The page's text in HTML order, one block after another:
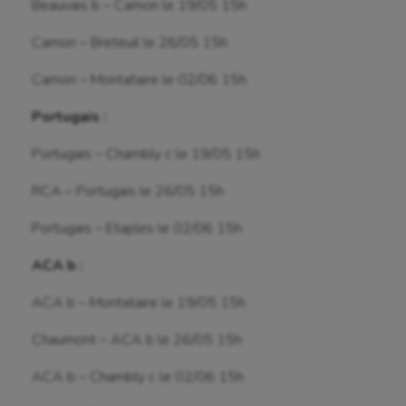
Roller-derby
Beauvais b – Camon le 19/05 15h
Camon – Breteuil le 26/05 15h
Camon – Montataire le 02/06 15h
Portugais :
Portugais – Chambly c le 19/05 15h
RCA – Portugais le 26/05 15h
Portugais – Etaples le 02/06 15h
ACA b :
ACA b – Montataire le 19/05 15h
Chaumont – ACA b le 26/05 15h
ACA b – Chambly c le 02/06 15h